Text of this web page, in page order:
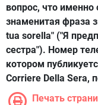
вопрос, что именно
знаменитая фраза
tua sorella" ("Я
сестра"). Номер
котором
Corriere Della Sera,
Печать